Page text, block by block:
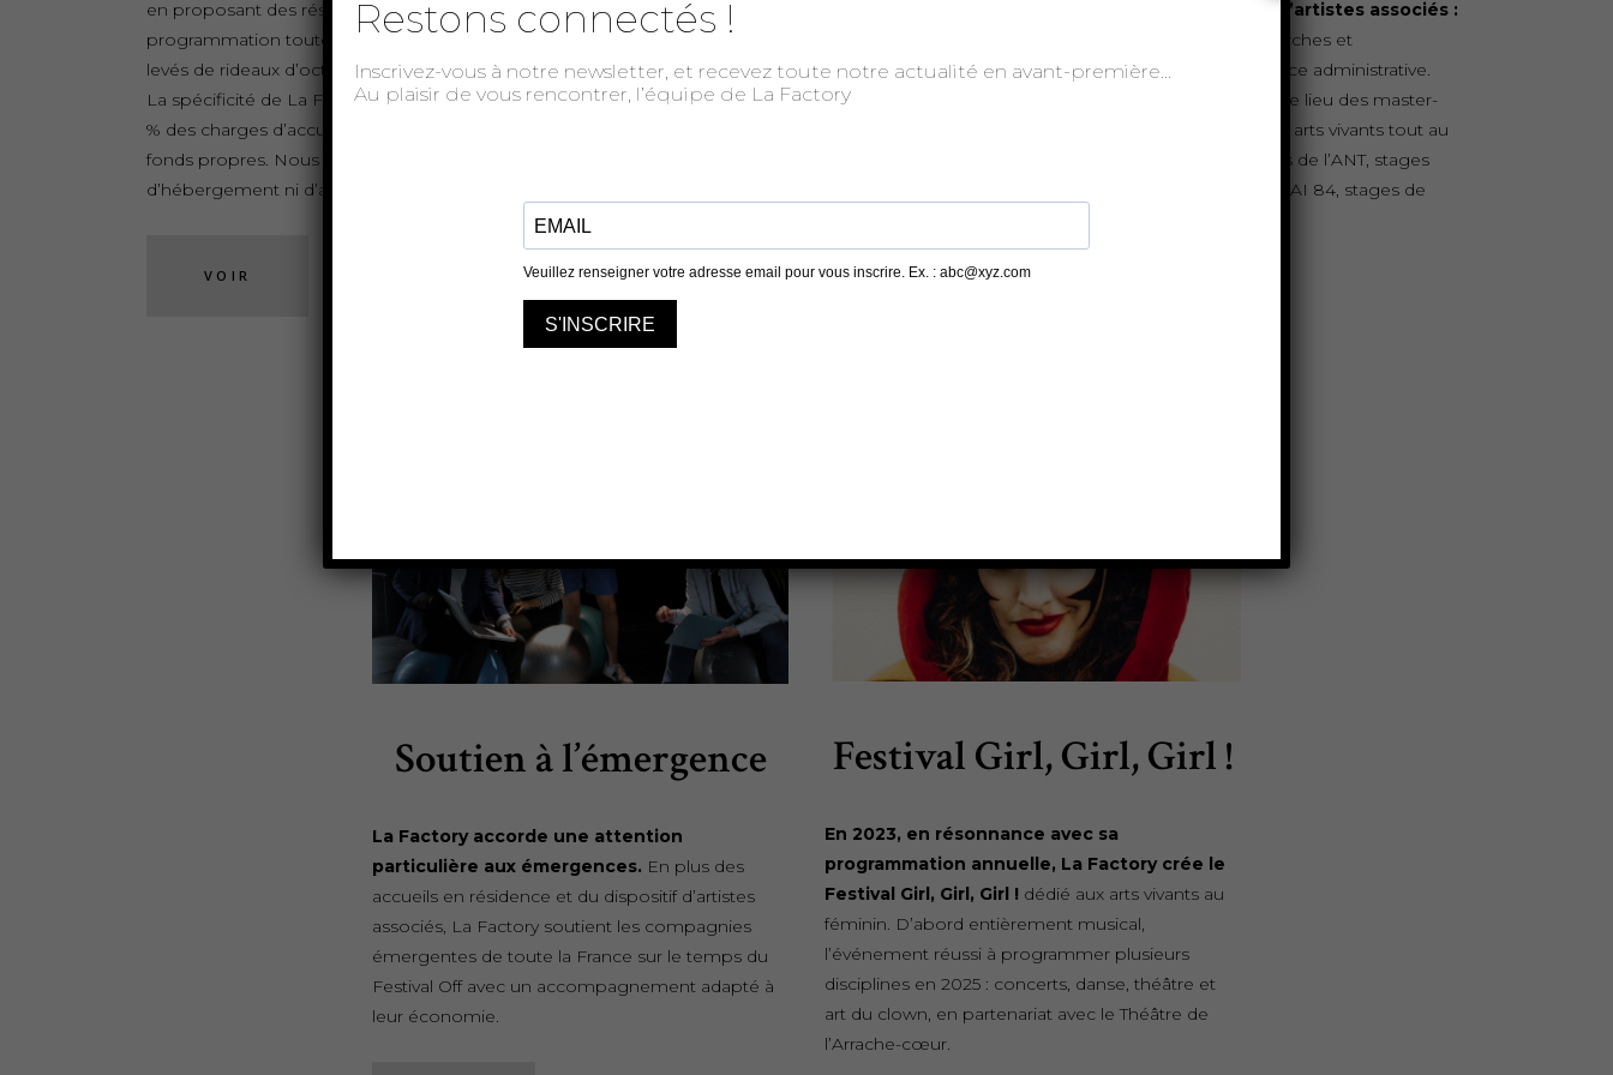
en proposant des résidences et une
programmation toute l’année avec plus de 40
levés de rideaux d’octobre à mai.
La spécificité de La Factory est qu’elle finance 60
% des charges d’accueil en résidence sur ses
fonds propres. Nous ne proposons pas
d’hébergement ni d’apport financier.
VOIR
privilégiée aux écritures chorégraphiques.
chorégraphe pour un accueil en rési-danse
gratuit, à l’issue duquel une présentation publique
Serafini, ancien directeur des Hivernales.
signent une convention d’artistes associés :
elle est le lieu de leurs recherches et
potentiellement leur résidence administrative.
Elle est aussi régulièrement le lieu des master-
class et de la pédagogie des arts vivants tout au
long de l’année (master class de l’ANT, stages
théâtres de l’association TEDAI 84, stages de
Soutien à l’émergence
La Factory accorde une attention
particulière aux émergences. En plus des
accueils en résidence et du dispositif d’artistes
associés, La Factory soutient les compagnies
émergentes de toute la France sur le temps du
Festival Off avec un accompagnement adapté à
leur économie.
Festival Girl, Girl, Girl !
En 2023, en résonnance avec sa
programmation annuelle, La Factory crée le
Festival Girl, Girl, Girl ! dédié aux arts vivants au
féminin. D’abord entièrement musical,
l’événement réussi à programmer plusieurs
disciplines en 2025 : concerts, danse, théâtre et
art du clown, en partenariat avec le Théâtre de
l’Arrache-cœur.
Restons connectés !
Inscrivez-vous à notre newsletter, et recevez toute notre actualité en avant-première…
Au plaisir de vous rencontrer, l’équipe de La Factory